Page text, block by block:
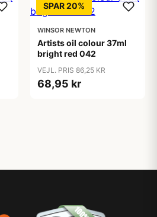
SPAR 20%
WINSOR NEWTON
Artists oil colour 37ml
bright red 042
VEJL. PRIS 86,25 KR
68,95 kr